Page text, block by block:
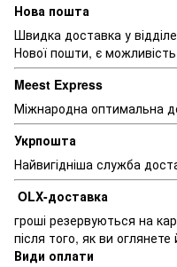
Нова пошта
Швидка доставка у
Нової пошти, є
Meest Express
Міжнародна оптимальна
Укрпошта
Найвигідніша служба
OLX-доставка
гроші резервуються на
після того, як ви
Види оплати